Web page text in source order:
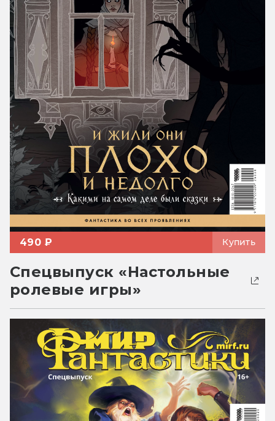
490 ₽ Купить
Спецвыпуск «Настольные
ролевые игры»